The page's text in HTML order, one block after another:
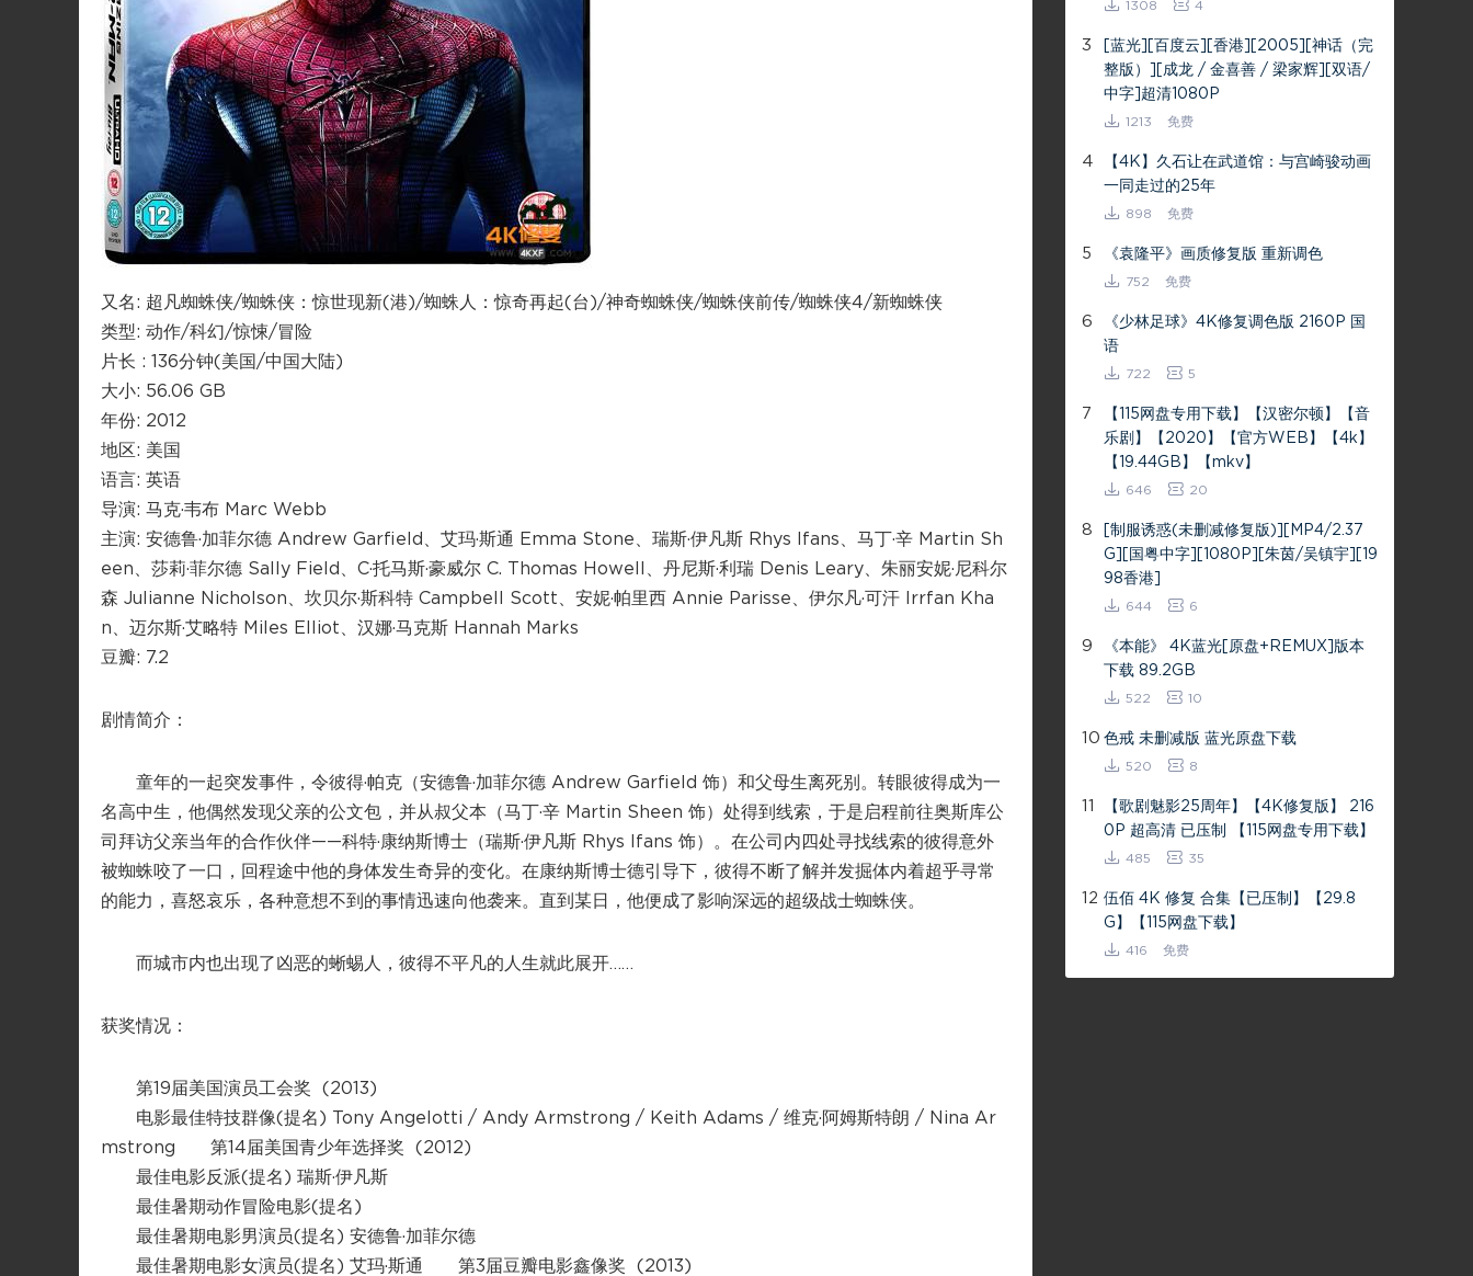
又名: 超凡蜘蛛侠/蜘蛛侠：惊世现新(港)/蜘蛛人：惊奇再起(台)/神奇蜘蛛侠/蜘蛛侠前传/蜘蛛侠4/新蜘蛛侠
类型: 动作/科幻/惊悚/冒险
片长 : 136分钟(美国/中国大陆)
大小: 56.06 GB
年份: 2012
地区: 美国
语言: 英语
导演: 马克·韦布 Marc Webb
主演: 安德鲁·加菲尔德 Andrew Garfield、艾玛·斯通 Emma Stone、瑞斯·伊凡斯 Rhys Ifans、马丁·辛 Martin Sh
een、莎莉·菲尔德 Sally Field、C·托马斯·豪威尔 C. Thomas Howell、丹尼斯·利瑞 Denis Leary、朱丽安妮·尼科尔
森 Julianne Nicholson、坎贝尔·斯科特 Campbell Scott、安妮·帕里西 Annie Parisse、伊尔凡·可汗 Irrfan Kha
n、迈尔斯·艾略特 Miles Elliot、汉娜·马克斯 Hannah Marks
豆瓣: 7.2
剧情简介：
童年的一起突发事件，令彼得·帕克（安德鲁·加菲尔德 Andrew Garfield 饰）和父母生离死别。转眼彼得成为一
名高中生，他偶然发现父亲的公文包，并从叔父本（马丁·辛 Martin Sheen 饰）处得到线索，于是启程前往奥斯库公
司拜访父亲当年的合作伙伴——科特·康纳斯博士（瑞斯·伊凡斯 Rhys Ifans 饰）。在公司内四处寻找线索的彼得意外
被蜘蛛咬了一口，回程途中他的身体发生奇异的变化。在康纳斯博士德引导下，彼得不断了解并发掘体内着超乎寻常
的能力，喜怒哀乐，各种意想不到的事情迅速向他袭来。直到某日，他便成了影响深远的超级战士蜘蛛侠。
而城市内也出现了凶恶的蜥蜴人，彼得不平凡的人生就此展开……
获奖情况：
第19届美国演员工会奖 (2013)
电影最佳特技群像(提名) Tony Angelotti / Andy Armstrong / Keith Adams / 维克·阿姆斯特朗 / Nina Ar
mstrong 第14届美国青少年选择奖 (2012)
最佳电影反派(提名) 瑞斯·伊凡斯
最佳暑期动作冒险电影(提名)
最佳暑期电影男演员(提名) 安德鲁·加菲尔德
最佳暑期电影女演员(提名) 艾玛·斯通 第3届豆瓣电影鑫像奖 (2013)
1308 4
3
[蓝光][百度云][香港][2005][神话（完
整版）][成龙 / 金喜善 / 梁家辉][双语/
中字]超清1080P
1213 免费
4
【4K】久石让在武道馆：与宫崎骏动画
一同走过的25年
898 免费
5 《袁隆平》画质修复版 重新调色
752 免费
6
《少林足球》4K修复调色版 2160P 国
语
722 5
7
【115网盘专用下载】【汉密尔顿】【音
乐剧】【2020】【官方WEB】【4k】
【19.44GB】【mkv】
646 20
8
[制服诱惑(未删减修复版)][MP4/2.37
G][国粤中字][1080P][朱茵/吴镇宇][19
98香港]
644 6
9
《本能》 4K蓝光[原盘+REMUX]版本
下载 89.2GB
522 10
10 色戒 未删减版 蓝光原盘下载
520 8
11
【歌剧魅影25周年】【4K修复版】 216
0P 超高清 已压制 【115网盘专用下载】
485 35
12 伍佰 4K 修复 合集【已压制】【29.8
G】【115网盘下载】
416 免费